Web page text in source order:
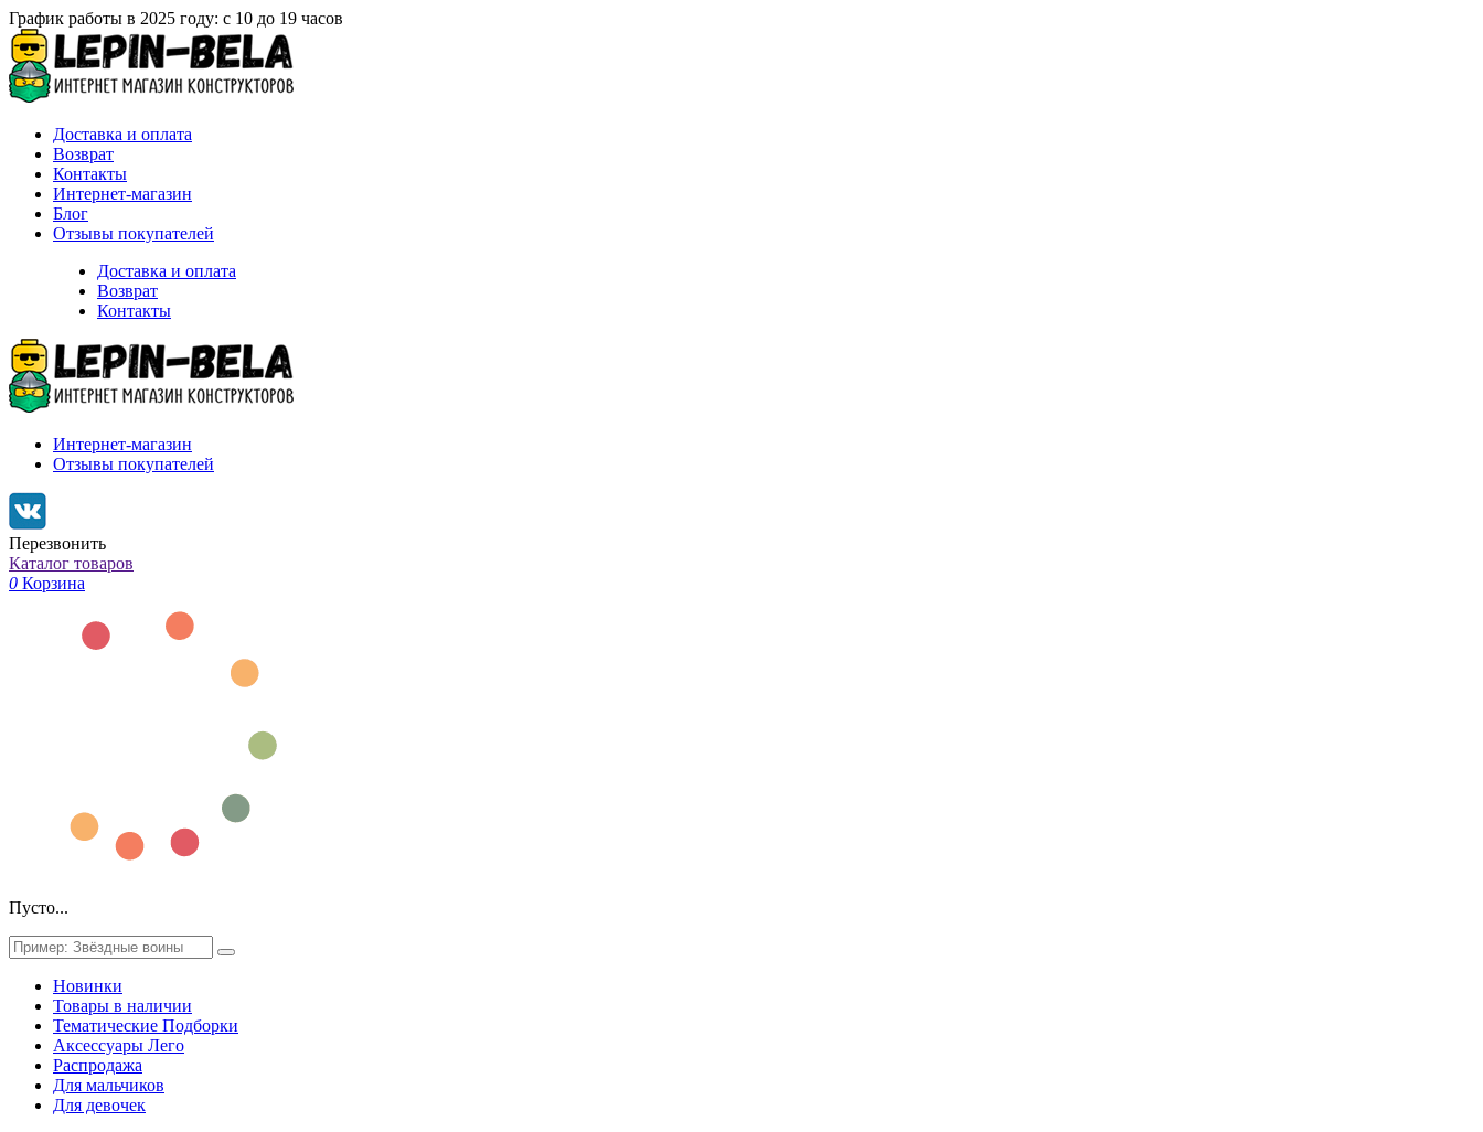
График работы в 2025 году: с 10 до 19 часов
Доставка и оплата
Возврат
Контакты
Интернет-магазин
Блог
Отзывы покупателей
Доставка и оплата
Возврат
Контакты
Интернет-магазин
Отзывы покупателей
Перезвонить
Каталог товаров
0 Корзина
Пусто...
Новинки
Товары в наличии
Тематические Подборки
Аксессуары Лего
Распродажа
Для мальчиков
Для девочек